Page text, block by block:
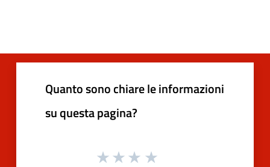
Quanto sono chiare le informazioni
su questa pagina?